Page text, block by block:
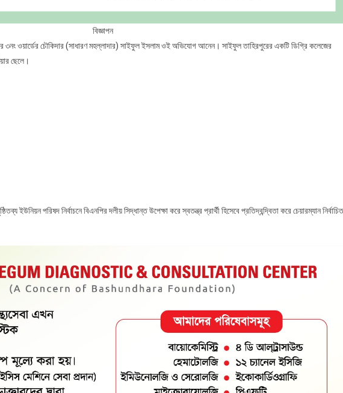
বিজ্ঞাপন
ওয়ার্ডের চৌকিদার (সাধারণ মহল্লাদার) সাইফুল ইসলাম ওই অভিযোগ আনেন। সাইফুল তাহিরপুরের একটি ডিগ্রি কলেজের
ছেলে।
ইউনিয়ন পরিষদ নির্বাচনে বিএনপির দলীয় সিদ্ধান্ত উপেক্ষা করে স্বতন্ত্র প্রার্থী হিসেবে প্রতিদ্বন্দ্বিতা করে চেয়ারম্যান নির্বাচিত